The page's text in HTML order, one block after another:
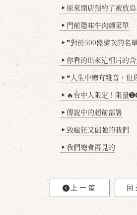
▶ 原來開店預約了被放
▶ 門前隱味牛肉麵菜單
▶ ❞對於500盤這次的名
▶ 你看的出來這相片的
▶ ❝人生中總有雜音，但
▶ 🔥台中人限定！限量➊𝟬𝟬𝟬顆「阿伯手
▶ 傳說中的超前部署
▶ 致瘋狂又倔強的我們
▶ 我們總會再見的
回
上一篇